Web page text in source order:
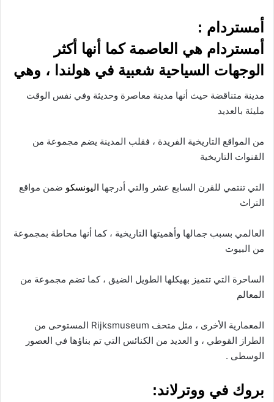
أمستردام :
أمستردام هي العاصمة كما أنها أكثر
الوجهات السياحية شعبية في هولندا ، وهي
مدينة متناقضة حيث أنها مدينة معاصرة وحديثة وفي نفس الوقت
مليئة بالعديد
من المواقع التاريخية الفريدة ، فقلب المدينة يضم مجموعة من
القنوات التاريخية
التي تنتمي للقرن السابع عشر والتي أدرجها اليونسكو ضمن مواقع
التراث
العالمي بسبب جمالها وأهميتها التاريخية ، كما أنها محاطة بمجموعة
من البيوت
الساحرة التي تتميز بهيكلها الطويل الضيق ، كما تضم مجموعة من
المعالم
المعمارية الأخرى ، مثل متحف Rijksmuseum المستوحى من
الطراز القوطي ، و العديد من الكنائس التي تم بناؤها في العصور
الوسطى .
بروك في ووترلاند: